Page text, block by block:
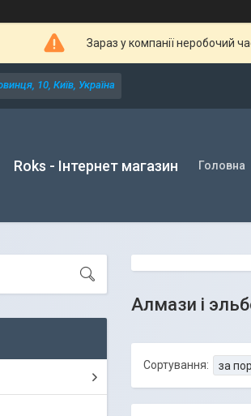
Зараз у компанії неробочий
10, Київ, Україна
Roks - Інтернет магазин Головна
Алмази і